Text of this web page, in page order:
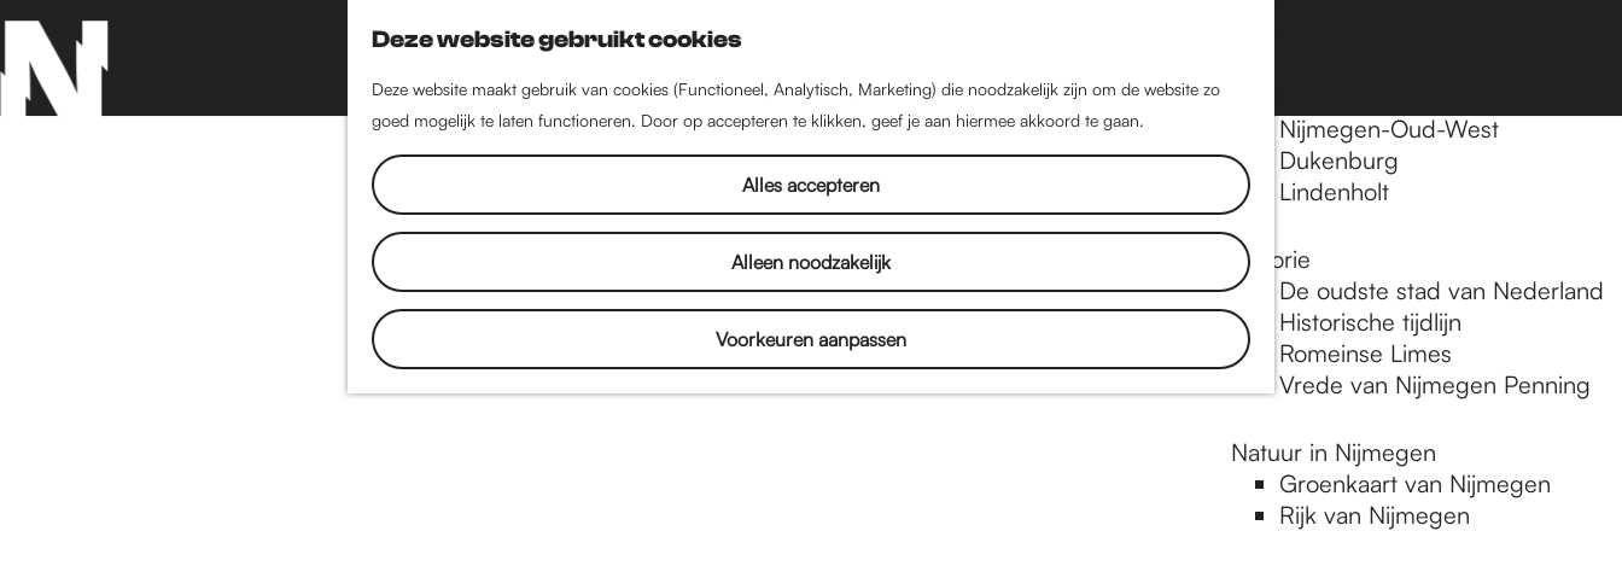
Deze website gebruikt cookies
Deze website maakt gebruik van cookies (Functioneel, Analytisch, Marketing) die noodzakelijk zijn om de website zo
goed mogelijk te laten functioneren. Door op accepteren te klikken, geef je aan hiermee akkoord te gaan.
Alles accepteren
Alleen noodzakelijk
Voorkeuren aanpassen
o
e
k
n
a
a
r
M
n
Nijmegen-Oud-West
Dukenburg
Lindenholt
Historie
De oudste stad van Nederland
Historische tijdlijn
Romeinse Limes
Vrede van Nijmegen Penning
Natuur in Nijmegen
Groenkaart van Nijmegen
Rijk van Nijmegen